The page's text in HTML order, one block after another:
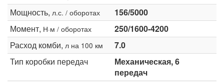
Мощность, л.с. / оборотах
156/5000
Момент, Н·м / оборотах
250/1600-4200
Расход комби, л на 100 км
7.0
Тип коробки передач
Механическая, 6
передач